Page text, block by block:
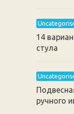
14
стула
ручного